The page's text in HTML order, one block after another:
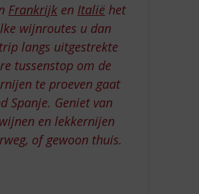
Frankrijk en Italië het
wijnroutes u dan
langs uitgestrekte
tussenstop om de
te proeven gaat
Spanje. Geniet van
en lekkernijen
of gewoon thuis.